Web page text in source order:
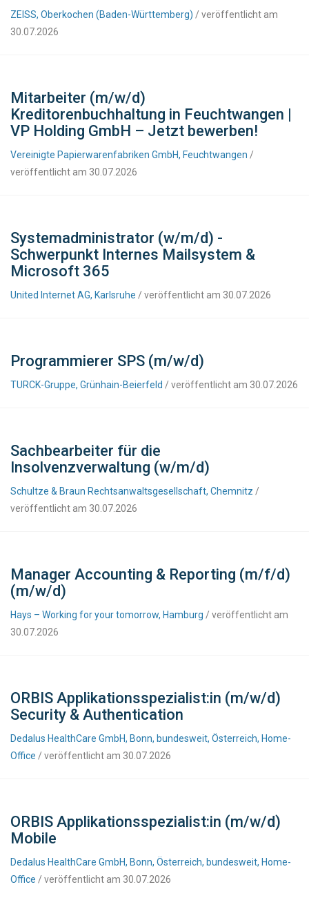
ZEISS, Oberkochen (Baden-Württemberg) / veröffentlicht am
30.07.2026
Mitarbeiter (m/w/d)
Kreditorenbuchhaltung in Feuchtwangen |
VP Holding GmbH – Jetzt bewerben!
Vereinigte Papierwarenfabriken GmbH, Feuchtwangen /
veröffentlicht am 30.07.2026
Systemadministrator (w/m/d) -
Schwerpunkt Internes Mailsystem &
Microsoft 365
United Internet AG, Karlsruhe / veröffentlicht am 30.07.2026
Programmierer SPS (m/w/d)
TURCK-Gruppe, Grünhain-Beierfeld / veröffentlicht am 30.07.2026
Sachbearbeiter für die
Insolvenzverwaltung (w/m/d)
Schultze & Braun Rechtsanwaltsgesellschaft, Chemnitz /
veröffentlicht am 30.07.2026
Manager Accounting & Reporting (m/f/d)
(m/w/d)
Hays – Working for your tomorrow, Hamburg / veröffentlicht am
30.07.2026
ORBIS Applikationsspezialist:in (m/w/d)
Security & Authentication
Dedalus HealthCare GmbH, Bonn, bundesweit, Österreich, Home-
Office / veröffentlicht am 30.07.2026
ORBIS Applikationsspezialist:in (m/w/d)
Mobile
Dedalus HealthCare GmbH, Bonn, Österreich, bundesweit, Home-
Office / veröffentlicht am 30.07.2026